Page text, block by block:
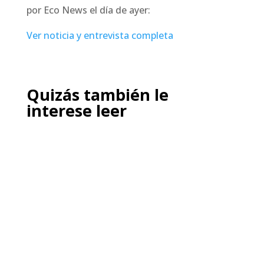
por Eco News el día de ayer:
Ver noticia y entrevista completa
Quizás también le
interese leer